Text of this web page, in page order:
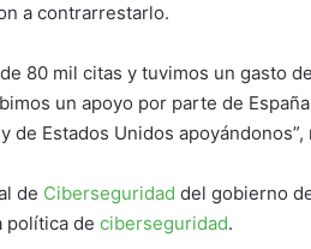
a contrarrestarlo.
80 mil citas y tuvimos un gasto
un apoyo por parte de
de Estados Unidos
de Ciberseguridad del gobierno
política de ciberseguridad.